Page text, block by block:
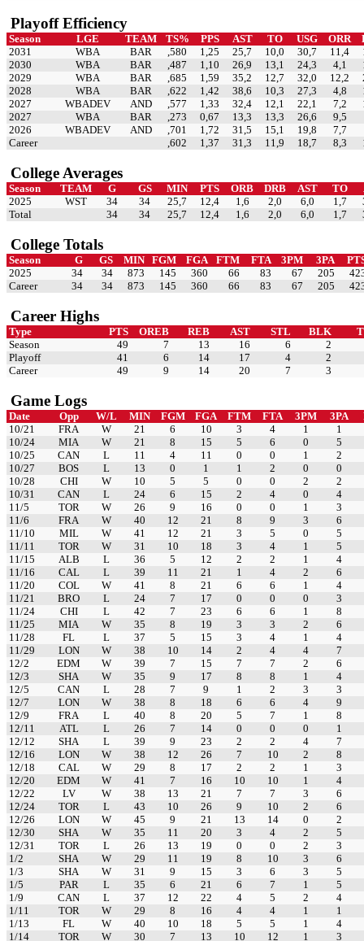
Playoff Efficiency
Season LGE TEAM TS% PPS AST TO USG ORR
2031
WBA BAR ,580 1,25 25,7 10,0 30,7 11,4
2030
WBA BAR ,487 1,10 26,9 13,1 24,3 4,1
2029
WBA BAR ,685 1,59 35,2 12,7 32,0 12,2
2028
WBA BAR ,622 1,42 38,6 10,3 27,3 4,8
2027
WBADEV AND ,577 1,33 32,4 12,1 22,1 7,2
2027
WBA BAR ,273 0,67 13,3 13,3 26,6
9,5
2026
WBADEV AND ,701 1,72 31,5 15,1 19,8
7,7
Career
,602 1,37 31,3 11,9 18,7 8,3
College Averages
Season TEAM G GS MIN PTS ORB DRB AST TO
2025
WST 34 34 25,7 12,4 1,6 2,0 6,0 1,7
Total
34 34 25,7 12,4 1,6 2,0 6,0 1,7
College Totals
Season G GS MIN FGM FGA FTM FTA 3PM 3PA
2025
34 34 873 145 360 66 83 67 205
Career
34 34 873 145 360 66 83 67 205
Career Highs
Type PTS OREB REB AST STL BLK
Season
49 7 13 16 6
2
Playoff
41 6 14 17 4
2
Career
49 9 14 20 7 3
Game Logs
Date Opp W/L MIN FGM FGA FTM FTA 3PM 3PA
10/21
FRA W 21 6 10 3 4 1
1
10/24
MIA W 21 8 15 5 6 0
5
10/25
CAN L 11 4 11 0 0 1
2
10/27
BOS L 13 0 1 1 2 0
0
10/28
CHI W 10 5 5 0 0 2
2
10/31
CAN L 24 6 15 2 4 0
4
11/5
TOR W 26 9 16 0 0 1
3
11/6
FRA W 40 12 21 8 9 3
6
11/10
MIL W 41 12 21 3 5 0
5
11/11
TOR W 31 10 18 3 4 1
5
11/15
ALB L 36 5 12 2 2 1
4
11/16
CAL L 39 11 21 1 4 2
6
11/20
COL W 41 8 21 6 6 1
4
11/21
BRO L 24 7 17 0 0 0
3
11/24
CHI L 42 7 23 6 6 1
8
11/25
MIA W 35 8 19 3 3 2
6
11/28
FL L 37 5 15 3 4 1
4
11/29
LON W 38 10 14 2 4 4
7
12/2
EDM W 39 7 15 7 7 2
6
12/3
SHA W 35 9 17 8 8 1
4
12/5
CAN L 28 7 9 1 2 3
3
12/7
LON W 38 8 18 6 6 4
9
12/9
FRA L 40 8 20 5 7 1
8
12/11
ATL L 26 7 14 0 0 0
1
12/12
SHA L 39 9 23 2 2 4
7
12/16
LON W 38 12 26 7 10 2
8
12/18
CAL W 29 8 17 2 2 1
3
12/20
EDM W 41 7 16 10 10 1
4
12/22
LV W 38 13 21 7 7 3
6
12/24
TOR L 43 10 26 9 10 2
6
12/26
LON W 45 9 21 13 14 0
2
12/30
SHA W 35 11 20 3 4 2
5
12/31
TOR L 26 13 19 0 0 2
3
1/2
SHA W 29 11 19 8 10 3
6
1/3
SHA W 31 9 15 3 6 3
5
1/5
PAR L 35 6 21 6 7 1
5
1/9
CAN L 37 12 22 4 5 2
4
1/11
TOR W 29 8 16 4 4 1
1
1/13
FL W 40 10 18 5 5 1
4
1/14
TOR W 30 7 13 10 12 1 3